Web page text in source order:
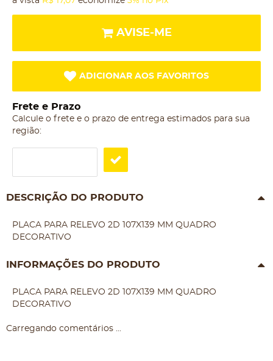
AVISE-ME
ADICIONAR AOS FAVORITOS
Frete e Prazo
Calcule o frete e o prazo de entrega estimados para sua
região:
DESCRIÇÃO DO PRODUTO
PLACA PARA RELEVO 2D 107X139 MM QUADRO
DECORATIVO
INFORMAÇÕES DO PRODUTO
PLACA PARA RELEVO 2D 107X139 MM QUADRO
DECORATIVO
Carregando comentários ...